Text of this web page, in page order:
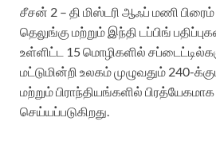
சீசன் 2 – தி மிஸ்டரி ஆஃப் மணி
தெலுங்கு மற்றும் இந்தி டப்பிங்
உள்ளிட்ட 15 மொழிகளில்
மட்டுமின்றி உலகம் முழுவதும் 240-
மற்றும் பிராந்தியங்களில்
செய்யப்படுகிறது.